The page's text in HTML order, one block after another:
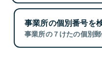
事業所の個別番号を
事業所の７けたの個別